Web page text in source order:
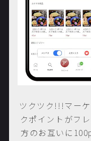
ツクツク!!!マー
クポイントがフ
方のお互いに